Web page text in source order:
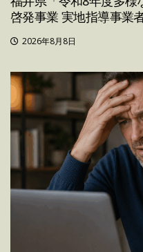
啓発事業 実地指導事業
2026年8月8日